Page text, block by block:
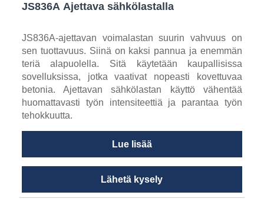
JS836A Ajettava sähkölastalla
JS836A-ajettavan voimalastan suurin vahvuus on
sen tuottavuus. Siinä on kaksi pannua ja enemmän
teriä alapuolella. Sitä käytetään kaupallisissa
sovelluksissa, jotka vaativat nopeasti kovettuvaa
betonia. Ajettavan sähkölastan käyttö vähentää
huomattavasti työn intensiteettiä ja parantaa työn
tehokkuutta.
Lue lisää
Lähetä kysely